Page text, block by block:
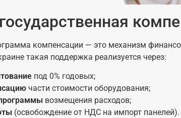
компенсации — это механизм
такая поддержка реализуется через:
под 0% годовых;
части стоимости оборудования;
возмещения расходов;
(освобождение от НДС на импорт панелей).